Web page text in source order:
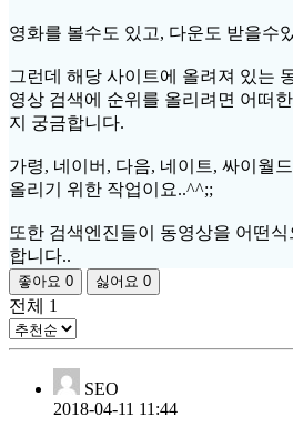
영화를 볼수도 있고, 다운도 받을수
그런데 해당 사이트에 올려져 있는
영상 검색에 순위를 올리려면 어떠
지 궁금합니다.
가령, 네이버, 다음, 네이트, 싸이월
올리기 위한 작업이요..^^;;
또한 검색엔진들이 동영상을 어떤
합니다..
좋아요 0 싫어요 0
전체 1
SEO
2018-04-11 11:44